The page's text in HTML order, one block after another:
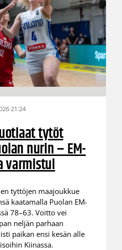
21:24
tytöt
nurin – EM-
varmistui
tyttöjen maajoukkue
kaatamalla Puolan EM-
78–63. Voitto vei
neljän parhaan
paikan ensi kesän alle
Kiinassa.